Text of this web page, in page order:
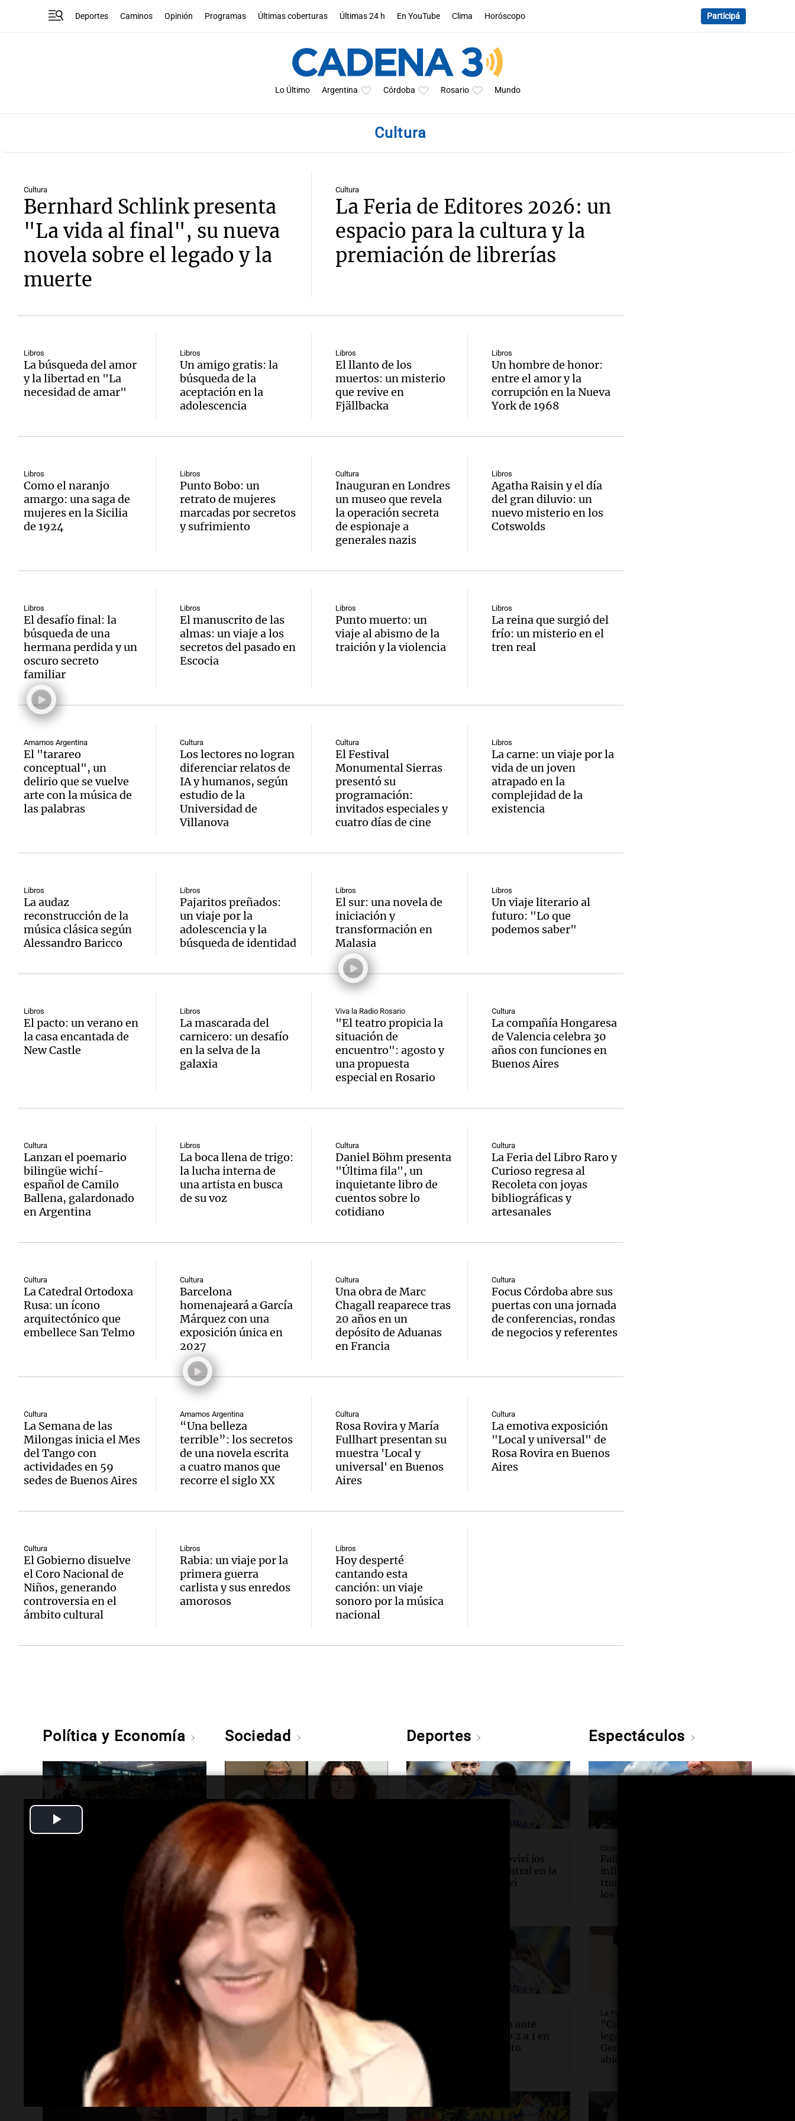
Deportes Caminos Opinión Programas Últimas coberturas Últimas 24 h En YouTube Clima Horóscopo Participá
Lo Último Argentina Córdoba Rosario Mundo
Cultura
Cultura
Bernhard Schlink presenta
"La vida al final", su nueva
novela sobre el legado y la
muerte
Cultura
La Feria de Editores 2026: un
espacio para la cultura y la
premiación de librerías
Libros
La búsqueda del amor
y la libertad en "La
necesidad de amar"
Libros
Un amigo gratis: la
búsqueda de la
aceptación en la
adolescencia
Libros
El llanto de los
muertos: un misterio
que revive en
Fjällbacka
Libros
Un hombre de honor:
entre el amor y la
corrupción en la Nueva
York de 1968
Libros
Como el naranjo
amargo: una saga de
mujeres en la Sicilia
de 1924
Libros
Punto Bobo: un
retrato de mujeres
marcadas por secretos
y sufrimiento
Cultura
Inauguran en Londres
un museo que revela
la operación secreta
de espionaje a
generales nazis
Libros
Agatha Raisin y el día
del gran diluvio: un
nuevo misterio en los
Cotswolds
Libros
El desafío final: la
búsqueda de una
hermana perdida y un
oscuro secreto
familiar
Libros
El manuscrito de las
almas: un viaje a los
secretos del pasado en
Escocia
Libros
Punto muerto: un
viaje al abismo de la
traición y la violencia
Libros
La reina que surgió del
frío: un misterio en el
tren real
Amamos Argentina
El "tarareo
conceptual", un
delirio que se vuelve
arte con la música de
las palabras
Cultura
Los lectores no logran
diferenciar relatos de
IA y humanos, según
estudio de la
Universidad de
Villanova
Cultura
El Festival
Monumental Sierras
presentó su
programación:
invitados especiales y
cuatro días de cine
Libros
La carne: un viaje por la
vida de un joven
atrapado en la
complejidad de la
existencia
Libros
La audaz
reconstrucción de la
música clásica según
Alessandro Baricco
Libros
Pajaritos preñados:
un viaje por la
adolescencia y la
búsqueda de identidad
Libros
El sur: una novela de
iniciación y
transformación en
Malasia
Libros
Un viaje literario al
futuro: "Lo que
podemos saber"
Libros
El pacto: un verano en
la casa encantada de
New Castle
Libros
La mascarada del
carnicero: un desafío
en la selva de la
galaxia
Viva la Radio Rosario
"El teatro propicia la
situación de
encuentro": agosto y
una propuesta
especial en Rosario
Cultura
La compañía Hongaresa
de Valencia celebra 30
años con funciones en
Buenos Aires
Cultura
Lanzan el poemario
bilingüe wichí-
español de Camilo
Ballena, galardonado
en Argentina
Libros
La boca llena de trigo:
la lucha interna de
una artista en busca
de su voz
Cultura
Daniel Böhm presenta
"Última fila", un
inquietante libro de
cuentos sobre lo
cotidiano
Cultura
La Feria del Libro Raro y
Curioso regresa al
Recoleta con joyas
bibliográficas y
artesanales
Cultura
La Catedral Ortodoxa
Rusa: un ícono
arquitectónico que
embellece San Telmo
Cultura
Barcelona
homenajeará a García
Márquez con una
exposición única en
2027
Cultura
Una obra de Marc
Chagall reaparece tras
20 años en un
depósito de Aduanas
en Francia
Cultura
Focus Córdoba abre sus
puertas con una jornada
de conferencias, rondas
de negocios y referentes
Cultura
La Semana de las
Milongas inicia el Mes
del Tango con
actividades en 59
sedes de Buenos Aires
Amamos Argentina
“Una belleza
terrible”: los secretos
de una novela escrita
a cuatro manos que
recorre el siglo XX
Cultura
Rosa Rovira y María
Fullhart presentan su
muestra 'Local y
universal' en Buenos
Aires
Cultura
La emotiva exposición
"Local y universal" de
Rosa Rovira en Buenos
Aires
Cultura
El Gobierno disuelve
el Coro Nacional de
Niños, generando
controversia en el
ámbito cultural
Libros
Rabia: un viaje por la
primera guerra
carlista y sus enredos
amorosos
Libros
Hoy desperté
cantando esta
canción: un viaje
sonoro por la música
nacional
Política y Economía
¿Cuánto cuesta vincular para
Vinculación? $2.000 millones
Política esquina Economía
Desalojos: propietarios del
interior, no se aten los rulos
Adrián Simioni
Sociedad
La Argentina, hoy
Gabriela Irrazábal: “Un
35,5% de la población del
país fue a templos a buscar
ayuda el último año”
Rescataron a 146 perros
hacinados durante
allanamientos a dos
criaderos en Córdoba
Deportes
¡Gritalo, Canalla! Reviví los
goles de Rosario Central en la
victoria ante Aldosivi
Central lo dio vuelta ante
Aldosivi y se impuso 2 a 1 en
el Gigante de Arroyito
Espectáculos
Espectáculos
Falleció William Orbit, el
influyente productor que
transformó la música pop a
los 69 años
La Popu
“Cuando uno recibe un
legado, la gente te prejuzga”:
Germain habló a corazón
abierto
Notas
Editorial La Sole en Cadena 3 El huracán de Arequito Cadena 3 en Groenlandia